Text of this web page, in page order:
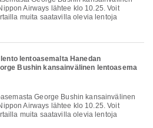
Airways lähtee klo 10.25. Voit
muita saatavilla olevia lentoja
lentoasemalta Hanedan
Bushin kansainvälinen lentoasema
Airways lähtee klo 10.25. Voit
muita saatavilla olevia lentoja